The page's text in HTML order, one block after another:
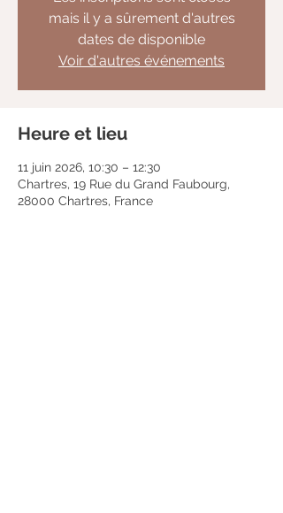
mais il y a sûrement d'autres
dates de disponible
Voir d'autres événements
Heure et lieu
11 juin 2026, 10:30 – 12:30
Chartres, 19 Rue du Grand Faubourg,
28000 Chartres, France